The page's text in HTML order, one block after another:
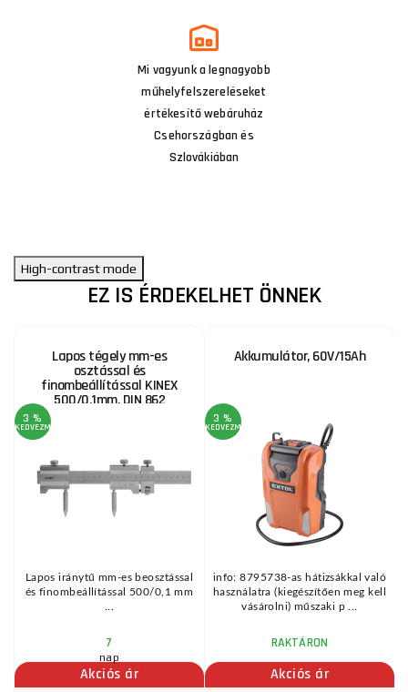
Mi vagyunk a legnagyobb
műhelyfelszereléseket
értékesítő webáruház
Csehországban és
Szlovákiában
High-contrast mode
EZ IS ÉRDEKELHET ÖNNEK
Lapos tégely mm-es
osztással és
finombeállítással KINEX
500/0,1mm, DIN 862
3 %
KEDVEZMÉNY
Lapos iránytű mm-es beosztással
és finombeállítással 500/0,1 mm
7
nap
Akciós ár
Akkumulátor, 60V/15Ah
3 %
KEDVEZMÉNY
info: 8795738-as hátizsákkal való
használatra (kiegészítően meg kell
vásárolni) műszaki p ...
RAKTÁRON
Akciós ár